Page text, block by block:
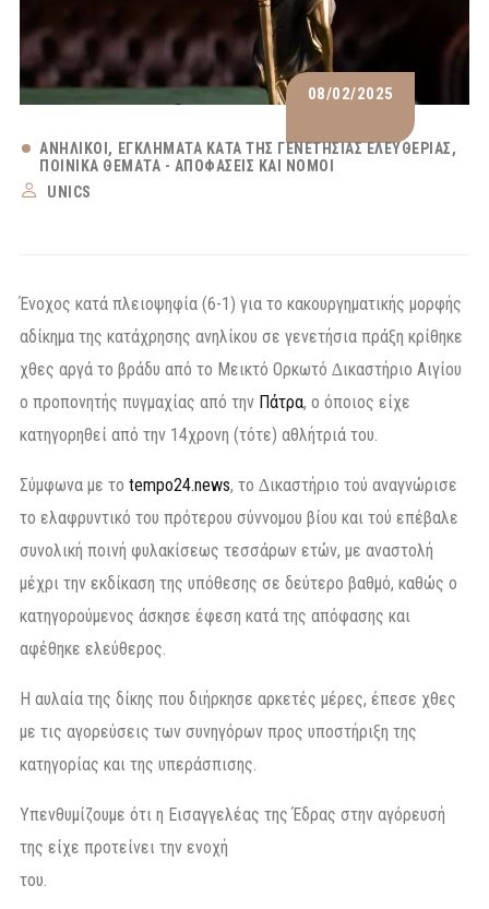
08/02/2025
ΑΝΉΛΙΚΟΙ
ΕΓΚΛΉΜΑΤΑ ΚΑΤΆ ΤΗΣ ΓΕΝΕΤΉΣΙΑΣ ΕΛΕΥΘΕΡΊΑΣ
ΠΟΙΝΙΚΆ ΘΈΜΑΤΑ - ΑΠΟΦΆΣΕΙΣ ΚΑΙ ΝΌΜΟΙ
UNICS
Ένοχος κατά πλειοψηφία (6-1) για το κακουργηματικής μορφής
αδίκημα της κατάχρησης ανηλίκου σε γενετήσια πράξη κρίθηκε
χθες αργά το βράδυ από το Μεικτό Ορκωτό ∆ικαστήριο Αιγίου
ο προπονητής πυγμαχίας από την Πάτρα, ο όποιος είχε
κατηγορηθεί από την 14χρονη (τότε) αθλήτριά του.
Σύμφωνα με το tempo24.news, το ∆ικαστήριο τού αναγνώρισε
το ελαφρυντικό του πρότερου σύννομου βίου και τού επέβαλε
συνολική ποινή φυλακίσεως τεσσάρων ετών, με αναστολή
μέχρι την εκδίκαση της υπόθεσης σε δεύτερο βαθμό, καθώς ο
κατηγορούμενος άσκησε έφεση κατά της απόφασης και
αφέθηκε ελεύθερος.
Η αυλαία της δίκης που διήρκησε αρκετές μέρες, έπεσε χθες
με τις αγορεύσεις των συνηγόρων προς υποστήριξη της
κατηγορίας και της υπεράσπισης.
Υπενθυμίζουμε ότι η Εισαγγελέας της Έδρας στην αγόρευσή
της είχε προτείνει την ενοχή
του.